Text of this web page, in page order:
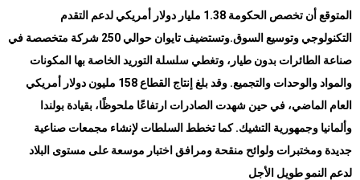
المتوقع أن تخصص الحكومة 1.38 مليار دولار أمريكي لدعم التقدم
التكنولوجي وتوسيع السوق.
وتستضيف تايوان حوالي 250 شركة متخصصة في
صناعة الطائرات بدون طيار، وتغطي سلسلة التوريد الخاصة بها المكونات
والمواد والوحدات والتجميع. وقد بلغ إنتاج القطاع 158 مليون دولار أمريكي
العام الماضي، في حين شهدت الصادرات ارتفاعًا ملحوظًا، بقيادة بولندا
وألمانيا وجمهورية التشيك. كما تخطط السلطات لإنشاء مجمعات صناعية
جديدة ومختبرات ولوائح منقحة ومرافق اختبار موسعة على مستوى البلاد
لدعم النمو طويل الأجل